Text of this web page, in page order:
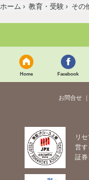
ホーム › 教育・受験 › その
Home Facebook
お問合せ
リ
営す
証券